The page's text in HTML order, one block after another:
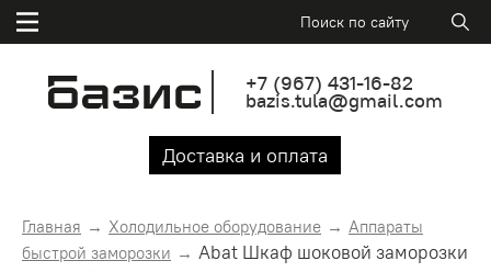
+7 (967) 431-16-82
bazis.tula@gmail.com
Доставка и оплата
Главная Холодильное оборудование
Аппараты
быстрой заморозки
Abat Шкаф шоковой заморозки